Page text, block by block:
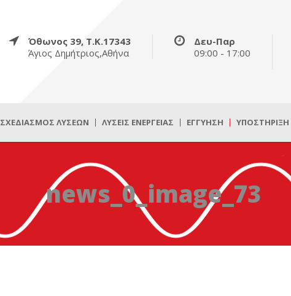
Όθωνος 39, Τ.Κ.17343
Άγιος Δημήτριος,Αθήνα
Δευ-Παρ
09:00 - 17:00
ΣΧΕΔΙΑΣΜΌΣ ΛΎΣΕΩΝ ΛΎΣΕΙΣ ΕΝΈΡΓΕΙΑΣ ΕΓΓΎΗΣΗ ΥΠΟΣΤΉΡΙΞΗ
news_0_image_73